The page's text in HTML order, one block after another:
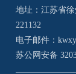
地址：江苏省
221132
电子邮件：
苏公网安备